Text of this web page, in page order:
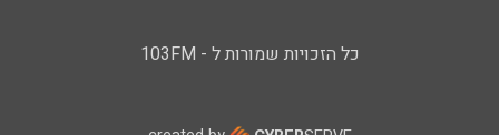
כל הזכויות שמורות ל - 103FM